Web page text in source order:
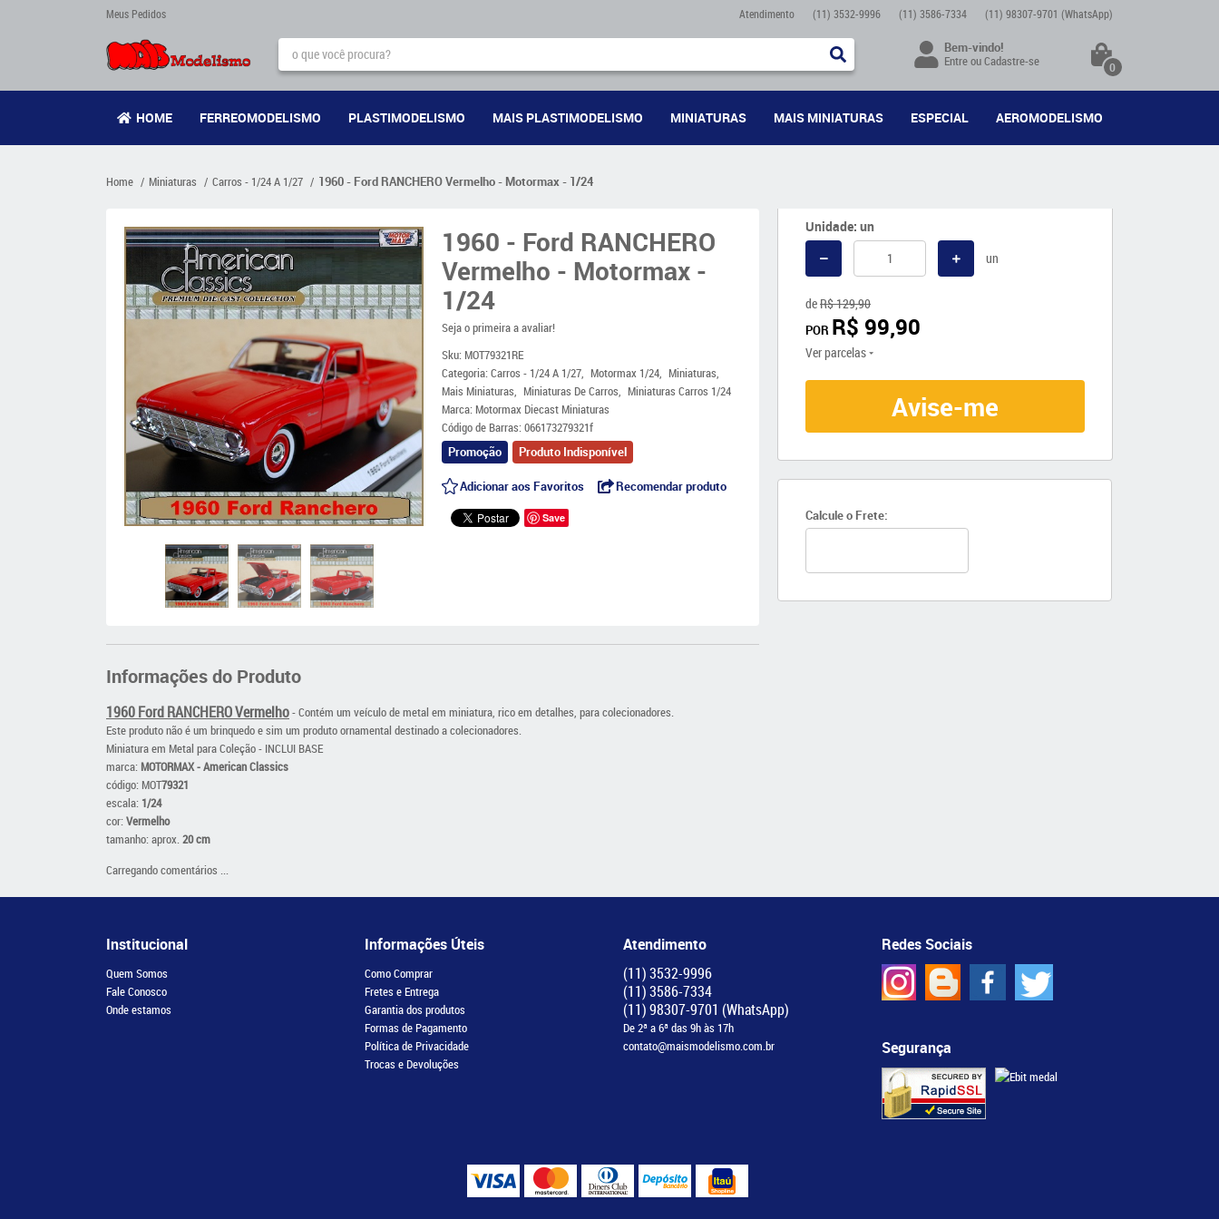
Meus Pedidos Atendimento (11) 3532-9996 (11) 3586-7334 (11) 98307-9701 (WhatsApp)
Bem-vindo!
EntreouCadastre-se 0
HOME FERREOMODELISMO PLASTIMODELISMO MAIS PLASTIMODELISMO MINIATURAS MAIS MINIATURAS ESPECIAL AEROMODELISMO
Home Miniaturas Carros - 1/24 A 1/27 1960 - Ford RANCHERO Vermelho - Motormax - 1/24
1960 - Ford RANCHERO
Vermelho - Motormax -
1/24
Seja o primeira a avaliar!
Sku: MOT79321RE
Categoria:Carros - 1/24 A 1/27 Motormax 1/24
Miniaturas
Mais Miniaturas
Miniaturas De Carros
Miniaturas Carros 1/24
Marca: Motormax Diecast Miniaturas
Código de Barras:066173279321f
Promoção
Produto Indisponível
Adicionar aos Favoritos Recomendar produto
Save
Unidade: un
un
deR$ 129,90
POR R$ 99,90
Ver parcelas
Avise-me
Calcule o Frete:
Informações do Produto
1960 Ford RANCHERO Vermelho- Contém um veículo de metal em miniatura, rico em detalhes, para colecionadores.
Este produto não é um brinquedo e sim um produto ornamental destinado a colecionadores.
Miniatura em Metal para Coleção - INCLUI BASE
marca: MOTORMAX - American Classics
código: MOT79321
escala: 1/24
cor:Vermelho
tamanho: aprox.20 cm
Carregando comentários ...
Institucional
Quem Somos
Fale Conosco
Onde estamos
Informações Úteis
Como Comprar
Fretes e Entrega
Garantia dos produtos
Formas de Pagamento
Política de Privacidade
Trocas e Devoluções
Atendimento
(11)3532-9996
(11)3586-7334
(11)98307-9701 (WhatsApp)
De 2ª a 6ª das 9h às 17h
contato@maismodelismo.com.br
Redes Sociais
Segurança